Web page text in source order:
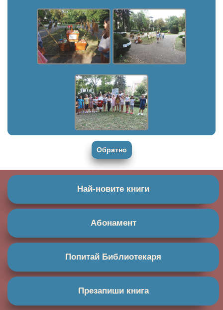
Обратно
Най-новите книги
Абонамент
Попитай Библиотекаря
Презапиши книга